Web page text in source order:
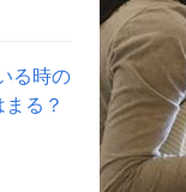
る時の
る？